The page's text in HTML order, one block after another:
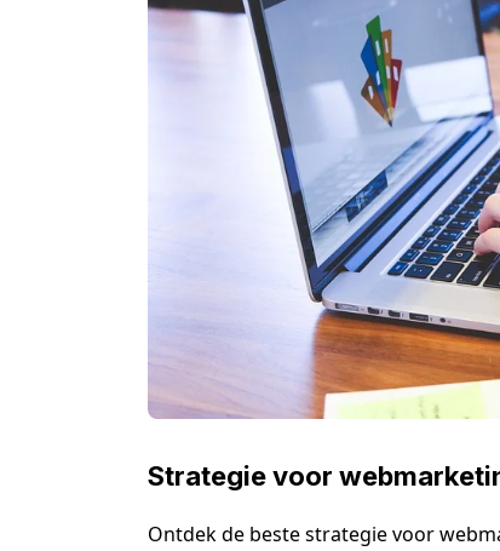
Strategie voor
Ontdek de beste strategie voor